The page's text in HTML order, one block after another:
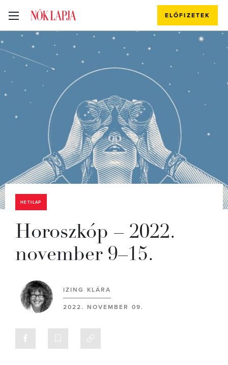
ELŐFIZETEK
HETILAP
Horoszkóp – 2022.
november 9–15.
IZING KLÁRA
2022. NOVEMBER 09.